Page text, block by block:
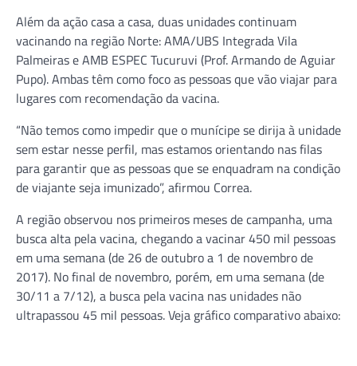
Além da ação casa a casa, duas unidades continuam
vacinando na região Norte: AMA/UBS Integrada Vila
Palmeiras e AMB ESPEC Tucuruvi (Prof. Armando de Aguiar
Pupo). Ambas têm como foco as pessoas que vão viajar para
lugares com recomendação da vacina.
“Não temos como impedir que o munícipe se dirija à unidade
sem estar nesse perfil, mas estamos orientando nas filas
para garantir que as pessoas que se enquadram na condição
de viajante seja imunizado”, afirmou Correa.
A região observou nos primeiros meses de campanha, uma
busca alta pela vacina, chegando a vacinar 450 mil pessoas
em uma semana (de 26 de outubro a 1 de novembro de
2017). No final de novembro, porém, em uma semana (de
30/11 a 7/12), a busca pela vacina nas unidades não
ultrapassou 45 mil pessoas. Veja gráfico comparativo abaixo: